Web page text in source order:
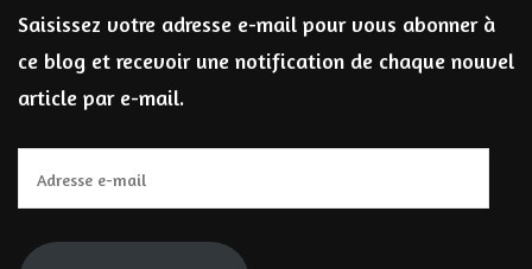
Saisissez votre adresse e-mail pour vous abonner à
ce blog et recevoir une notification de chaque nouvel
article par e-mail.
e-
mail